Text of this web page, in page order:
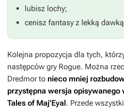
lubisz lochy;
cenisz fantasy z lekką
Kolejna propozycja dla tych,
następców gry Rogue. Można
Dredmorto nieco mniej
przystępna wersja
Tales of Maj’Eyal . Przede